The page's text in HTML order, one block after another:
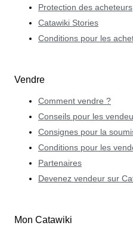
Protection des acheteurs
Catawiki Stories
Conditions pour les
Vendre
Comment vendre ?
Conseils pour les
Consignes pour la
Conditions pour les
Partenaires
Devenez vendeur sur
Mon Catawiki